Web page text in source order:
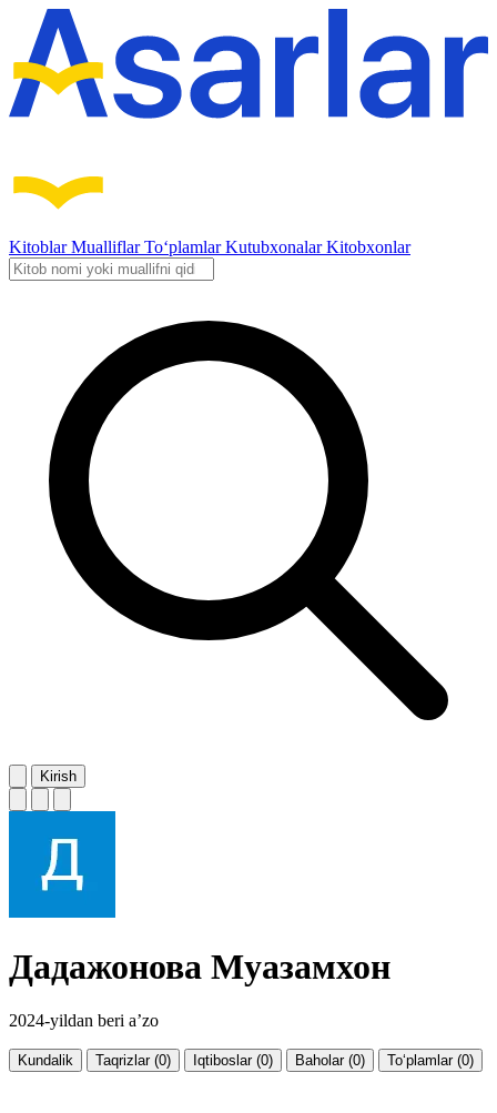
KitoblarMualliflarTo‘plamlarKutubxonalarKitobxonlar
Kirish
Дадажонова Муазамхон
2024-yildan beri a’zo
Kundalik Taqrizlar (0) Iqtiboslar (0) Baholar (0) To‘plamlar (0)